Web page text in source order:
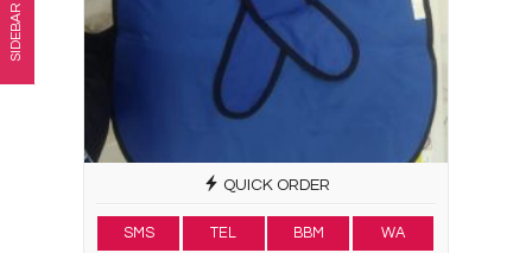
QUICK ORDER
SMS TEL BBM WA
SIDEBAR